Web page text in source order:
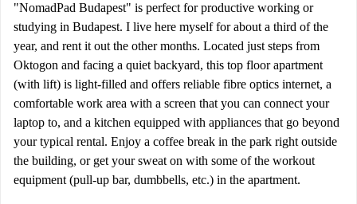
"NomadPad Budapest" is perfect for productive working or
studying in Budapest. I live here myself for about a third of the
year, and rent it out the other months. Located just steps from
Oktogon and facing a quiet backyard, this top floor apartment
(with lift) is light-filled and offers reliable fibre optics internet, a
comfortable work area with a screen that you can connect your
laptop to, and a kitchen equipped with appliances that go beyond
your typical rental. Enjoy a coffee break in the park right outside
the building, or get your sweat on with some of the workout
equipment (pull-up bar, dumbbells, etc.) in the apartment.